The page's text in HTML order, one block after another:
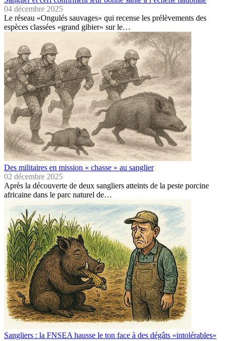
04 décembre 2025
Le réseau «Ongulés sauvages» qui recense les prélèvements des
espèces classées «grand gibier» sur le…
Des militaires en mission « chasse » au sanglier
02 décembre 2025
Après la découverte de deux sangliers atteints de la peste porcine
africaine dans le parc naturel de…
Sangliers : la FNSEA hausse le ton face à des dégâts «intolérables»